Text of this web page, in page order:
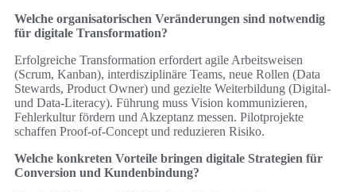
Welche organisatorischen Veränderungen sind notwendig
für digitale Transformation?
Erfolgreiche Transformation erfordert agile Arbeitsweisen
(Scrum, Kanban), interdisziplinäre Teams, neue Rollen (Data
Stewards, Product Owner) und gezielte Weiterbildung (Digital-
und Data‑Literacy). Führung muss Vision kommunizieren,
Fehlerkultur fördern und Akzeptanz messen. Pilotprojekte
schaffen Proof‑of‑Concept und reduzieren Risiko.
Welche konkreten Vorteile bringen digitale Strategien für
Conversion und Kundenbindung?